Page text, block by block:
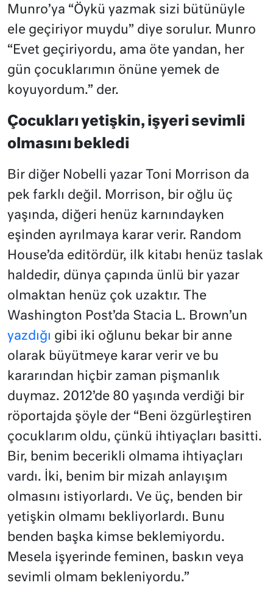
Munro’ya “Öykü yazmak sizi bütünüyle
ele geçiriyor muydu” diye sorulur. Munro
“Evet geçiriyordu, ama öte yandan, her
gün çocuklarımın önüne yemek de
koyuyordum.” der.
Çocukları yetişkin, işyeri sevimli
olmasını bekledi
Bir diğer Nobelli yazar Toni Morrison da
pek farklı değil. Morrison, bir oğlu üç
yaşında, diğeri henüz karnındayken
eşinden ayrılmaya karar verir. Random
House’da editördür, ilk kitabı henüz taslak
haldedir, dünya çapında ünlü bir yazar
olmaktan henüz çok uzaktır. The
Washington Post’da Stacia L. Brown’un
yazdığı gibi iki oğlunu bekar bir anne
olarak büyütmeye karar verir ve bu
kararından hiçbir zaman pişmanlık
duymaz. 2012’de 80 yaşında verdiği bir
röportajda şöyle der “Beni özgürleştiren
çocuklarım oldu, çünkü ihtiyaçları basitti.
Bir, benim becerikli olmama ihtiyaçları
vardı. İki, benim bir mizah anlayışım
olmasını istiyorlardı. Ve üç, benden bir
yetişkin olmamı bekliyorlardı. Bunu
benden başka kimse beklemiyordu.
Mesela işyerinde feminen, baskın veya
sevimli olmam bekleniyordu.”